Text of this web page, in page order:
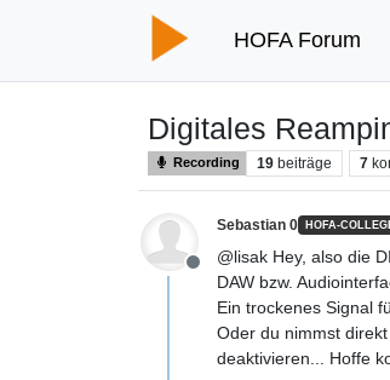
HOFA Forum
Digitales
Recording 19 beiträge 7
Offline
Sebastian 0 HOFA-
@lisak Hey, also die
DAW bzw.
Ein trockenes Signal
Oder du nimmst
deaktivieren... Hoffe